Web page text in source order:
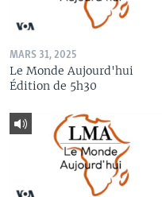
MARS 31, 2025
Le Monde Aujourd'hui
Édition de 5h30